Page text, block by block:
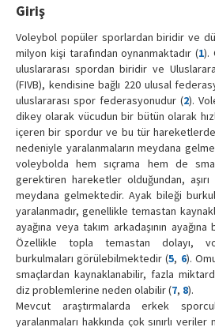
Giriş
Voleybol popüler sporlardan biridir ve
milyon kişi tarafından oynanmaktadır (1).
uluslararası spordan biridir ve
(FIVB), kendisine bağlı 220 ulusal
uluslararası spor federasyonudur (2).
dikey olarak vücudun bir bütün olarak
içeren bir spordur ve bu tür
nedeniyle yaralanmaların meydana
voleybolda hem sıçrama hem de
gerektiren hareketler olduğundan, aşırı
meydana gelmektedir. Ayak bileği
yaralanmadır, genellikle temastan
ayağına veya takım arkadaşının
Özellikle topla temastan dolayı,
burkulmaları görülebilmektedir (5, 6).
smaçlardan kaynaklanabilir, fazla
diz problemlerine neden olabilir (7, 8).
Mevcut araştırmalarda erkek
yaralanmaları hakkında çok sınırlı